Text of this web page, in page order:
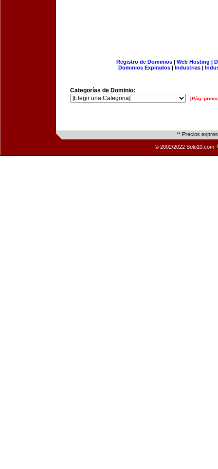
Registro de Dominios| Web Hosting |
Dominios Expirados | Industrias |
Categorías de Dominio:
[Pág.
** Precios
© 2002/2022 Solo10.com